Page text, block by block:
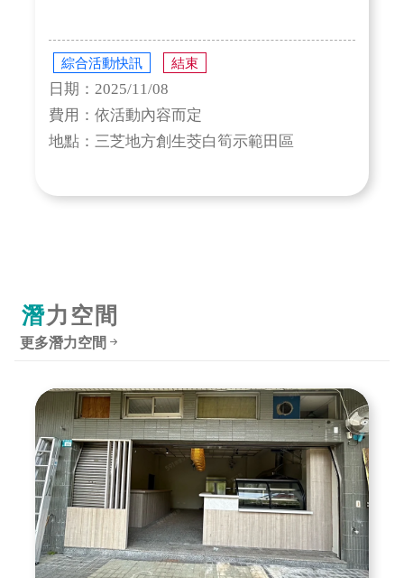
綜合活動快訊 結束
日期：2025/11/08
費用：依活動內容而定
地點：三芝地方創生茭白筍示範田區
潛力空間
更多潛力空間